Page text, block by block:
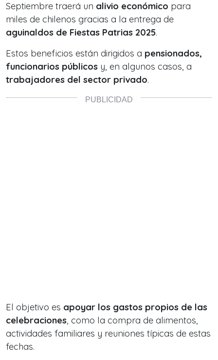
Septiembre traerá un alivio económico para
miles de chilenos gracias a la entrega de
aguinaldos de Fiestas Patrias 2025.
Estos beneficios están dirigidos a pensionados,
funcionarios públicos y, en algunos casos, a
trabajadores del sector privado.
El objetivo es apoyar los gastos propios de las
celebraciones, como la compra de alimentos,
actividades familiares y reuniones típicas de estas
fechas.